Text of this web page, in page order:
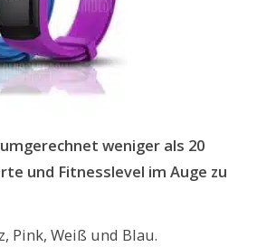
weniger als 20
und Fitnesslevel im Auge zu
Pink, Weiß und Blau.